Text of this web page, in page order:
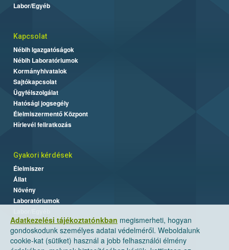
Adatkezelési tájékoztatónkban megismerheti, hogyan
gondoskodunk személyes adatai védelméről. Weboldalunk
cookie-kat (sütiket) használ a jobb felhasználói élmény
Labor/Egyéb
Kapcsolat
Nébih Igazgatóságok
Nébih Laboratóriumok
Kormányhivatalok
Sajtókapcsolat
Ügyfélszolgálat
Hatósági jogsegély
Élelmiszermentő Központ
Hírlevél feliratkozás
Gyakori kérdések
Élelmiszer
Állat
Növény
Laboratóriumok